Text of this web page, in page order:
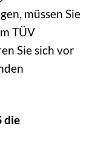
müssen Sie
TÜV
Sie sich vor
die